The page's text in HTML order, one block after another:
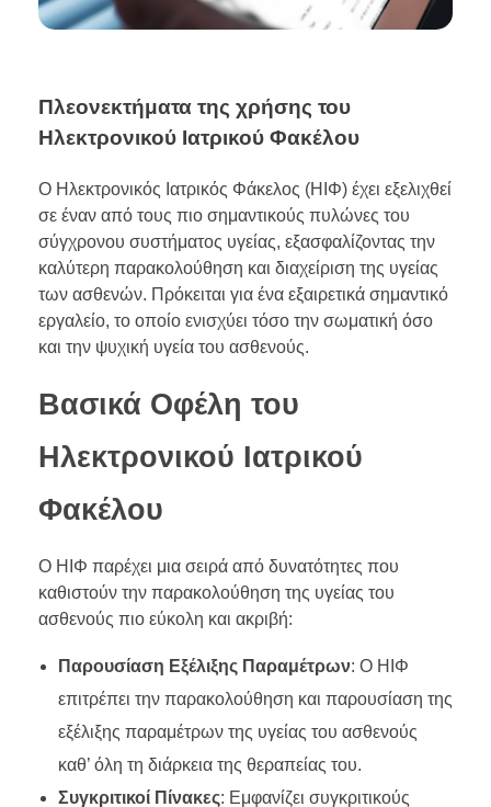
Πλεονεκτήματα της χρήσης του
Ηλεκτρονικού Ιατρικού Φακέλου
Ο Ηλεκτρονικός Ιατρικός Φάκελος (ΗΙΦ) έχει εξελιχθεί
σε έναν από τους πιο σημαντικούς πυλώνες του
σύγχρονου συστήματος υγείας, εξασφαλίζοντας την
καλύτερη παρακολούθηση και διαχείριση της υγείας
των ασθενών. Πρόκειται για ένα εξαιρετικά σημαντικό
εργαλείο, το οποίο ενισχύει τόσο την σωματική όσο
και την ψυχική υγεία του ασθενούς.
Βασικά Οφέλη του
Ηλεκτρονικού Ιατρικού
Φακέλου
Ο ΗΙΦ παρέχει μια σειρά από δυνατότητες που
καθιστούν την παρακολούθηση της υγείας του
ασθενούς πιο εύκολη και ακριβή:
Παρουσίαση Εξέλιξης Παραμέτρων: Ο ΗΙΦ
επιτρέπει την παρακολούθηση και παρουσίαση της
εξέλιξης παραμέτρων της υγείας του ασθενούς
καθ’ όλη τη διάρκεια της θεραπείας του.
Συγκριτικοί Πίνακες: Εμφανίζει συγκριτικούς